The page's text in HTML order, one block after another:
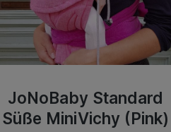
JoNoBaby Standard
Süße MiniVichy (Pink)